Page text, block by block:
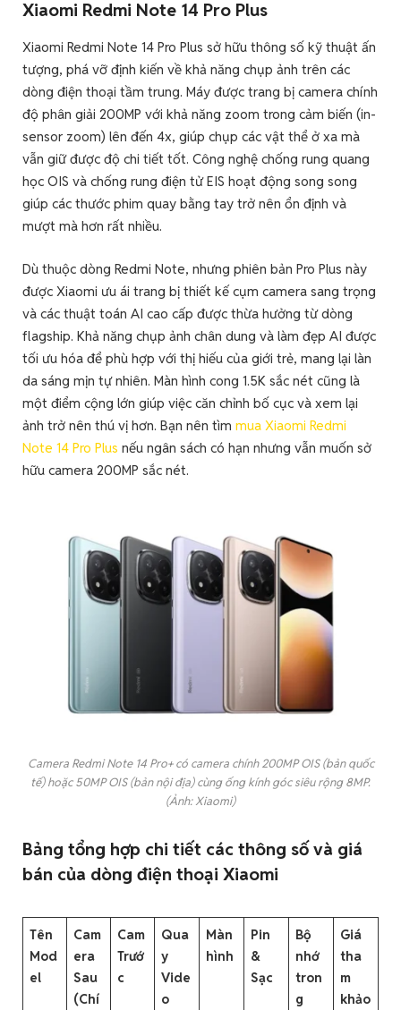
Xiaomi Redmi Note 14 Pro Plus
Xiaomi Redmi Note 14 Pro Plus sở hữu thông số kỹ thuật ấn
tượng, phá vỡ định kiến về khả năng chụp ảnh trên các
dòng điện thoại tầm trung. Máy được trang bị camera chính
độ phân giải 200MP với khả năng zoom trong cảm biến (in-
sensor zoom) lên đến 4x, giúp chụp các vật thể ở xa mà
vẫn giữ được độ chi tiết tốt. Công nghệ chống rung quang
học OIS và chống rung điện tử EIS hoạt động song song
giúp các thước phim quay bằng tay trở nên ổn định và
mượt mà hơn rất nhiều.
Dù thuộc dòng Redmi Note, nhưng phiên bản Pro Plus này
được Xiaomi ưu ái trang bị thiết kế cụm camera sang trọng
và các thuật toán AI cao cấp được thừa hưởng từ dòng
flagship. Khả năng chụp ảnh chân dung và làm đẹp AI được
tối ưu hóa để phù hợp với thị hiếu của giới trẻ, mang lại làn
da sáng mịn tự nhiên. Màn hình cong 1.5K sắc nét cũng là
một điểm cộng lớn giúp việc căn chỉnh bố cục và xem lại
ảnh trở nên thú vị hơn. Bạn nên tìm mua Xiaomi Redmi
Note 14 Pro Plus nếu ngân sách có hạn nhưng vẫn muốn sở
hữu camera 200MP sắc nét.
Camera Redmi Note 14 Pro+ có camera chính 200MP OIS (bản quốc
tế) hoặc 50MP OIS (bản nội địa) cùng ống kính góc siêu rộng 8MP.
(Ảnh: Xiaomi)
Bảng tổng hợp chi tiết các thông số và giá
bán của dòng điện thoại Xiaomi
Tên
Mod
el
Cam
era
Sau
(Chí
Cam
Trướ
c
Qua
y
Vide
o
Màn
hình
Pin
&
Sạc
Bộ
nhớ
tron
g
Giá
tha
m
khảo